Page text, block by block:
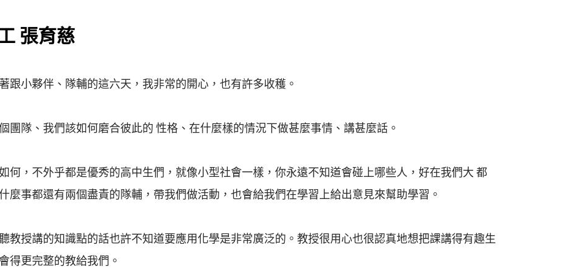
張育慈
跟小夥伴、隊輔的這六天，我非常的開心，也有許多收穫。
團隊、我們該如何磨合彼此的 性格、在什麼樣的情況下做甚麼事情、講甚麼話。
何，不外乎都是優秀的高中生們，就像小型社會一樣，你永遠不知道會碰上哪些人，好在我們大 都
麼事都還有兩個盡責的隊輔，帶我們做活動，也會給我們在學習上給出意見來幫助學習。
教授講的知識點的話也許不知道要應用化學是非常廣泛的。教授很用心也很認真地想把課講得有趣生
得更完整的教給我們。